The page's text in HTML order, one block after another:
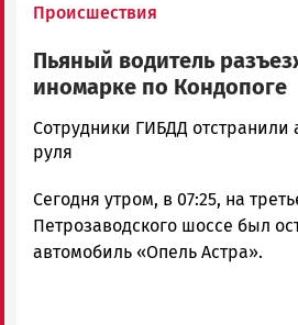
Происшествия
Пьяный водитель
иномарке по Кондопоге
Ольга
Гаврилова
Петрозаводска
и
Карелии
Сотрудники ГИБДД отстранили
руля
Сегодня утром, в 07:25, на
Петрозаводского шоссе был
автомобиль «Опель Астра».